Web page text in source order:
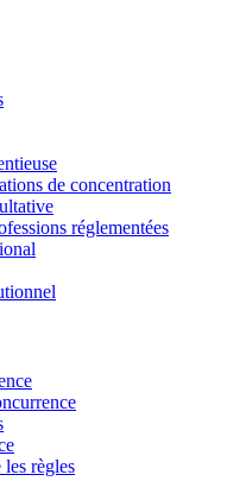
de concentration
réglementées
règles